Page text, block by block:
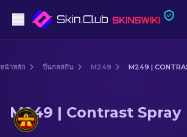
ปืนไรเฟิล
หน้าหลัก ปืนกลสกิน M249 M249 |
Media of M249 | Contrast Spray
M249 | Contrast Spray